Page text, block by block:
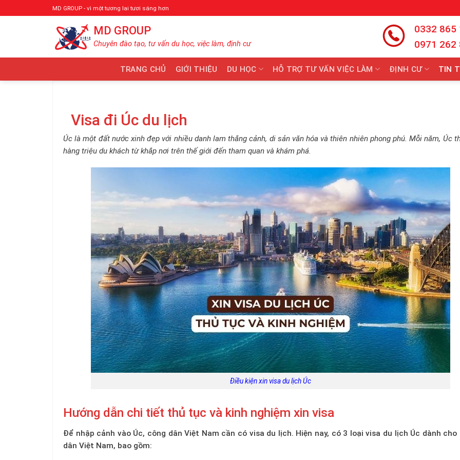
qua
MD GROUP - vì một tương lai tươi sáng hơn
MD GROUP
Chuyên đào tạo, tư vấn du học, việc làm, định cư
0332 865
0971 262
TRANG CHỦ GIỚI THIỆU DU HỌC HỖ TRỢ TƯ VẤN VIỆC LÀM ĐỊNH CƯ TIN
Visa đi Úc du lịch
Úc là một đất nước xinh đẹp với nhiều danh lam thắng cảnh, di sản văn hóa và thiên nhiên phong phú. Mỗi năm, Úc
hàng triệu du khách từ khắp nơi trên thế giới đến tham quan và khám phá.
Điều kiện xin visa du lịch Úc
Hướng dẫn chi tiết thủ tục và kinh nghiệm xin visa
Để nhập cảnh vào Úc, công dân Việt Nam cần có visa du lịch. Hiện nay, có 3 loại visa du lịch Úc dành cho
dân Việt Nam, bao gồm: